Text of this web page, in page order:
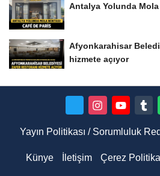
Antalya Yolunda
Afyonkarahisar
hizmete açıyor
Yayın Politikası / Sorumluluk
Künye İletişim Çerez